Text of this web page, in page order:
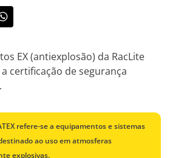
EX (antiexplosão) da RacLite
certificação de segurança
refere-se a equipamentos e sistemas
ao uso em atmosferas
explosivas.